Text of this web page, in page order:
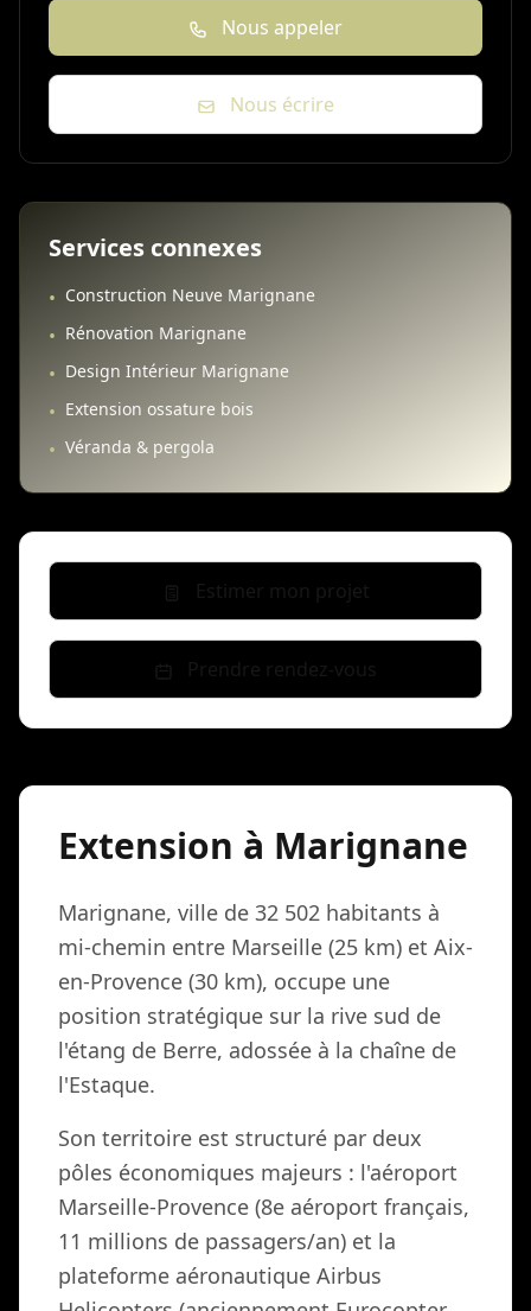
Nous appeler
Nous écrire
Services connexes
• Construction Neuve Marignane
• Rénovation Marignane
• Design Intérieur Marignane
• Extension ossature bois
• Véranda & pergola
Extension à Marignane
Marignane, ville de 32 502 habitants à
mi-chemin entre Marseille (25 km) et Aix-
en-Provence (30 km), occupe une
position stratégique sur la rive sud de
l'étang de Berre, adossée à la chaîne de
l'Estaque.
Son territoire est structuré par deux
pôles économiques majeurs : l'aéroport
Marseille-Provence (8e aéroport français,
11 millions de passagers/an) et la
plateforme aéronautique Airbus